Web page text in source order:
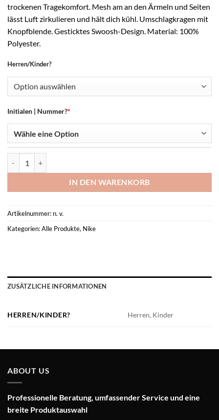
trockenen Tragekomfort. Mesh am an den Ärmeln und Seiten
lässt Luft zirkulieren und hält dich kühl. Umschlagkragen mit
Knopfblende. Gesticktes Swoosh-Design. Material: 100%
Polyester.
Herren/Kinder?
*
Initialen | Nummer?
IN DEN WARENKORB
Artikelnummer: n. v.
Kategorien:Alle Produkte, Nike
ZUSÄTZLICHE INFORMATIONEN
HERREN/KINDER? Herren, Kinder
ABOUT US
Professionelle Beratung, umfassender Service und eine
breite Produktauswahl